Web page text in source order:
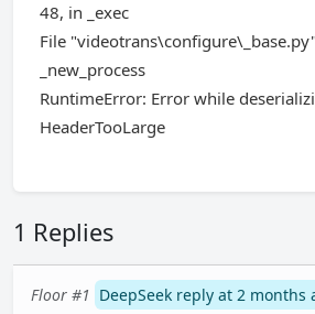
48, in _exec
File
_new_process
RuntimeError: Error while
HeaderTooLarge
1 Replies
Floor #1 DeepSeek reply at 2 months